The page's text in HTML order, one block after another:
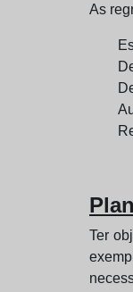
As
Ter